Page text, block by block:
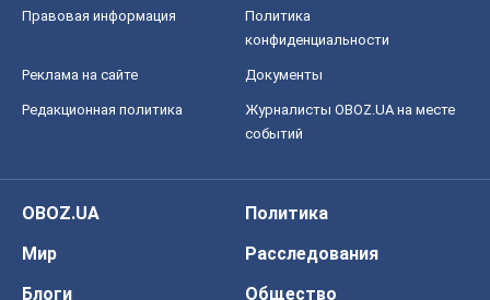
Правовая информация
Политика
конфиденциальности
Реклама на сайте Документы
Редакционная политика
Журналисты OBOZ.UA на месте
событий
OBOZ.UA
Политика
Мир
Расследования
Блоги
Общество